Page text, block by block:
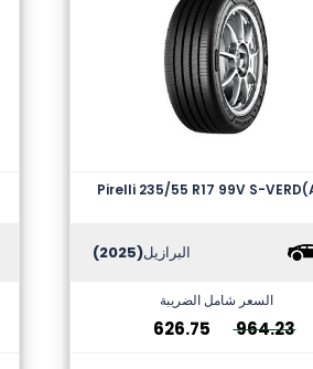
Pirelli 235/55 R17 99V S-
البرازيل(2025)
السعر شامل الضريبة
964.23
626.75